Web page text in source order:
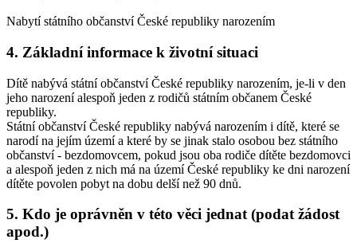
Nabytí státního občanství České republiky narozením
4. Základní informace k životní situaci
Dítě nabývá státní občanství České republiky narozením, je-li v den
jeho narození alespoň jeden z rodičů státním občanem České
republiky.
Státní občanství České republiky nabývá narozením i dítě, které se
narodí na jejím území a které by se jinak stalo osobou bez státního
občanství - bezdomovcem, pokud jsou oba rodiče dítěte bezdomovci
a alespoň jeden z nich má na území České republiky ke dni narození
dítěte povolen pobyt na dobu delší než 90 dnů.
5. Kdo je oprávněn v této věci jednat (podat žádost
apod.)